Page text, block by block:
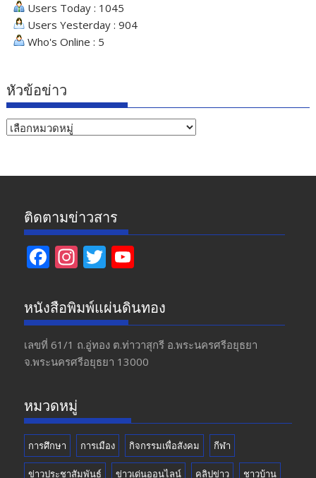
Users Today : 1045
Users Yesterday : 904
Who's Online : 5
หัวข้อข่าว
หัวข้อ
ติดตามข่าวสาร
F
e
b
o
o
In
a
gr
a
m
T
itt
er
u
T
u
b
หนังสือพิมพ์แผ่นดินทอง
เลขที่ 61/1 ถ.อู่ทอง​ ต.​ท่าวาสุกรี​ อ.พระนครศรีอยุธยา​
จ.พระนครศรีอยุธยา 13000
หมวดหมู่
การศึกษา การเมือง กิจกรรมเพื่อสังคม กีฬา
ข่าวประชาสัมพันธ์ ข่าวเด่นออนไลน์ คลิปข่าว ชาวบ้าน